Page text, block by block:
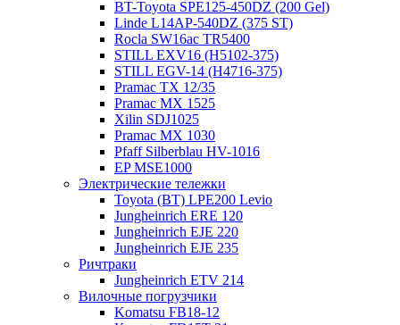
BT-Toyota SPE125-450DZ (200 Gel)
Linde L14AP-540DZ (375 ST)
Rocla SW16ac TR5400
STILL EXV16 (H5102-375)
STILL EGV-14 (H4716-375)
Pramac TX 12/35
Pramac MX 1525
Xilin SDJ1025
Pramac MX 1030
Pfaff Silberblau HV-1016
EP MSE1000
Электрические тележки
Toyota (BT) LPE200 Levio
Jungheinrich ERE 120
Jungheinrich EJE 220
Jungheinrich EJE 235
Ричтраки
Jungheinrich ETV 214
Вилочные погрузчики
Komatsu FB18-12